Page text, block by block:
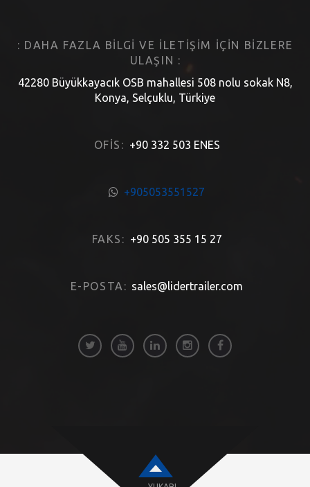
: DAHA FAZLA BILGI VE ILETIŞIM IÇIN BIZLERE
ULAŞIN :
42280 Büyükkayacık OSB mahallesi 508 nolu sokak N8,
Konya, Selçuklu, Türkiye
OFIS: +90 332 503 ENES
+905053551527
FAKS: +90 505 355 15 27
E-POSTA: sales@lidertrailer.com